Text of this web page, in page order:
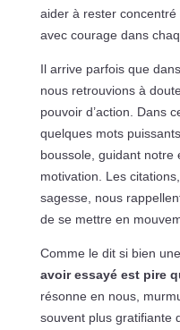
aider à rester concentré
avec courage dans
Il arrive parfois que
nous retrouvions à
pouvoir d’action. Dans
quelques mots
boussole, guidant notre
motivation. Les
sagesse, nous
de se mettre en
Comme le dit si bien une
avoir essayé est pire
résonne en nous,
souvent plus gratifiante